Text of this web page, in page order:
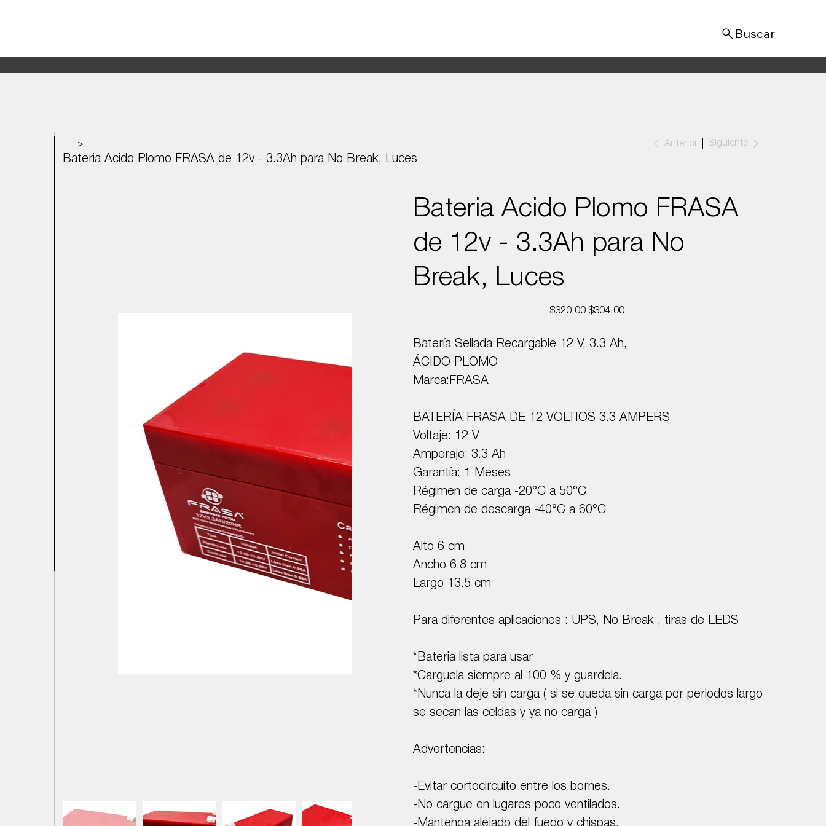
Buscar
>
Bateria Acido Plomo FRASA de 12v - 3.3Ah para No Break, Luces
Anterior Siguiente
Bateria Acido Plomo FRASA
de 12v - 3.3Ah para No
Break, Luces
Precio
original
$320.00
Precio
de
$304.00
Batería Sellada Recargable 12 V, 3.3 Ah,
ÁCIDO PLOMO
Marca:FRASA
BATERÍA FRASA DE 12 VOLTIOS 3.3 AMPERS
Voltaje: 12 V
Amperaje: 3.3 Ah
Garantía: 1 Meses
Régimen de carga -20°C a 50°C
Régimen de descarga -40°C a 60°C
Alto 6 cm
Ancho 6.8 cm
Largo 13.5 cm
Para diferentes aplicaciones : UPS, No Break , tiras de LEDS
*Bateria lista para usar
*Carguela siempre al 100 % y guardela.
*Nunca la deje sin carga ( si se queda sin carga por periodos largo
se secan las celdas y ya no carga )
Advertencias:
-Evitar cortocircuito entre los bornes.
-No cargue en lugares poco ventilados.
-Mantenga alejado del fuego y chispas.